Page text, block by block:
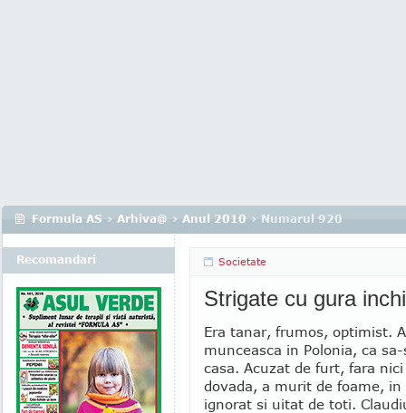
Formula AS › Arhiva@ › Anul 2010 › Numarul 920
Societate
Strigate cu gura
Era tanar, frumos, optimist.
munceasca in Polonia, ca
casa. Acuzat de furt, fara
dovada, a murit de foame, in
ignorat si uitat de toti.
Recomandari